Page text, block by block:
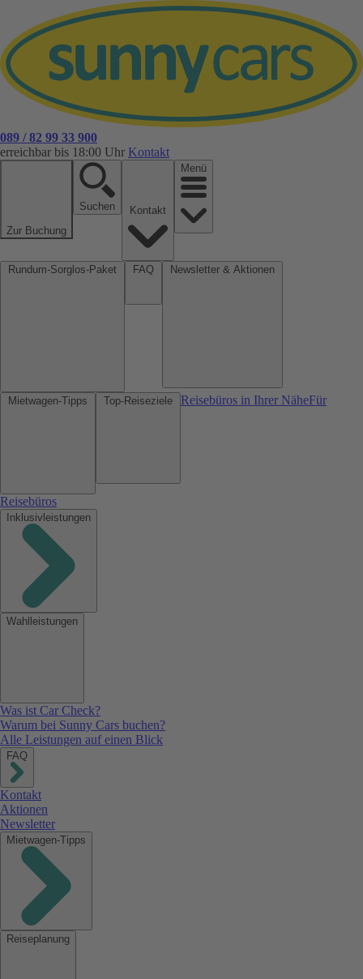
089 / 82 99 33 900
erreichbar bis 18:00 Uhr Kontakt
Zur Buchung
Suchen
Menü
Reisebüros in Ihrer NäheFür
Reisebüros
Inklusivleistungen
Wahlleistungen
Was ist Car Check?
Warum bei Sunny Cars buchen?
Alle Leistungen auf einen Blick
FAQ
Kontakt
Aktionen
Newsletter
Mietwagen-Tipps
Reiseplanung